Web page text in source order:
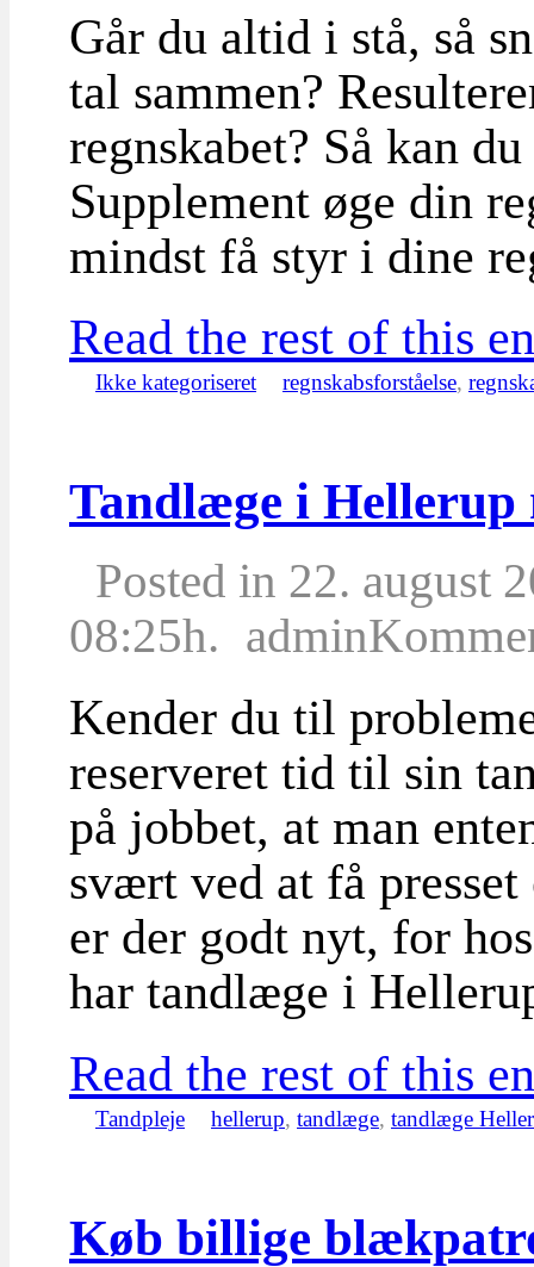
Går du altid i stå, så
tal sammen?
regnskabet? Så kan
Supplement øge din
mindst få styr i dine
Read the rest of this
Ikke kategoriseret regnskabsforståelse,
Tandlæge i Hellerup
Posted in 22. august
08:25h. admin
Kender du til
reserveret tid til sin
på jobbet, at man
svært ved at få
er der godt nyt, for
har tandlæge i
Read the rest of this
Tandpleje hellerup, tandlæge, tandlæge
Køb billige